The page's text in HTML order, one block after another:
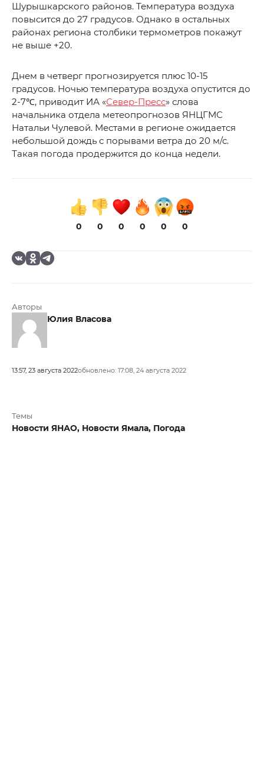
Шурышкарского районов. Температура воздуха
повысится до 27 градусов. Однако в остальных
районах региона столбики термометров покажут
не выше +20.
Днем в четверг прогнозируется плюс 10-15
градусов. Ночью температура воздуха опустится до
2-7℃, приводит ИА «Север-Пресс» слова
начальника отдела метеопрогнозов ЯНЦГМС
Натальи Чулевой. Местами в регионе ожидается
небольшой дождь с порывами ветра до 20 м/с.
Такая погода продержится до конца недели.
0 0 0 0 0 0
Авторы
Юлия Власова
13:57, 23 августа 2022обновлено: 17:08, 24 августа 2022
Темы
Новости ЯНАО, Новости Ямала, Погода